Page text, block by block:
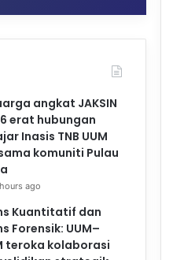
angkat JAKSIN
erat hubungan
Inasis TNB UUM
komuniti Pulau
ago
Kuantitatif dan
Forensik: UUM–
teroka kolaborasi